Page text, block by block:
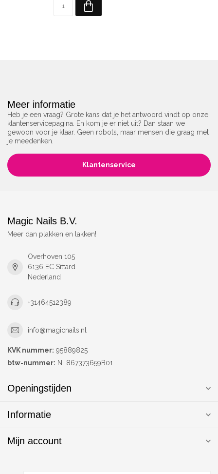
Meer informatie
Heb je een vraag? Grote kans dat je het antwoord vindt op onze
klantenservicepagina. En kom je er niet uit? Dan staan we
gewoon voor je klaar. Geen robots, maar mensen die graag met
je meedenken.
Klantenservice
Magic Nails B.V.
Meer dan plakken en lakken!
Overhoven 105
6136 EC Sittard
Nederland
+31464512389
info@magicnails.nl
KVK nummer: 95889825
btw-nummer: NL867373659B01
Openingstijden
Informatie
Mijn account